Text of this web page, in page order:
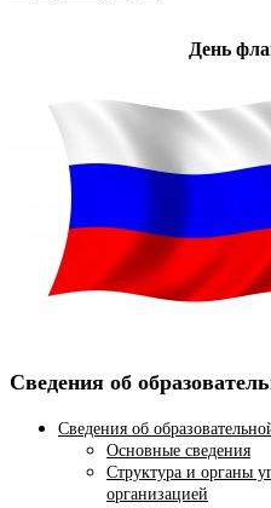
День
Сведения об
Сведения об
Основные сведения
Структура и органы
организацией